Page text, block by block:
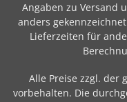
Angaben zu Versand
anders
Lieferzeiten für
Alle Preise zzgl. der
vorbehalten. Die